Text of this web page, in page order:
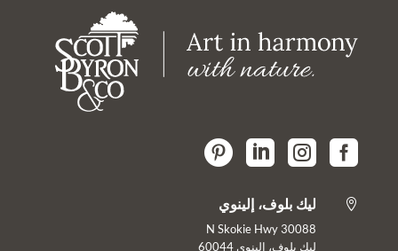




 ليك بلوف، إلينوي
30088 N Skokie Hwy
ليك بلوف، إلينوي 60044